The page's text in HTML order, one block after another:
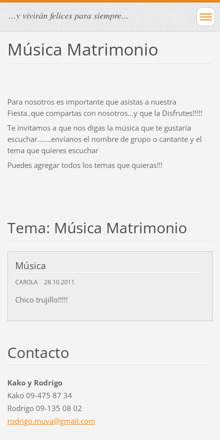
...y vivirán felices para siempre...
Música Matrimonio
Para nosotros es importante que asistas a nuestra
Fiesta..que compartas con nosotros...y que la Disfrutes!!!!!
Te invitamos a que nos digas la música que te gustaría
escuchar.......envíanos el nombre de grupo o cantante y el
tema que quieres escuchar
Puedes agregar todos los temas que quieras!!!
Tema: Música Matrimonio
Música
CAROLA 28.10.2011
Chico trujillo!!!!!
Contacto
Kako y Rodrigo
Kako 09-475 87 34
Rodrigo 09-135 08 02
rodrigo.muva@gmail.com